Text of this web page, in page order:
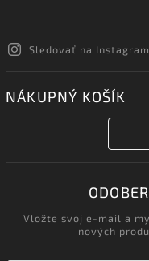
Sledovať na
NÁKUPNÝ KOŠÍK
Vložte svoj e-mail a
nových